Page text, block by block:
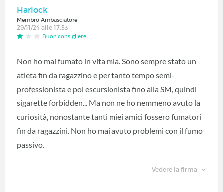
Harlock
Membro Ambasciatore
29/11/24 alle 17:53
Buon consigliere
Non ho mai fumato in vita mia. Sono sempre stato un
atleta fin da ragazzino e per tanto tempo semi-
professionista e poi escursionista fino alla SM, quindi
sigarette forbidden... Ma non ne ho nemmeno avuto la
curiosità, nonostante tanti miei amici fossero fumatori
fin da ragazzini. Non ho mai avuto problemi con il fumo
passivo.
Vedere la firma